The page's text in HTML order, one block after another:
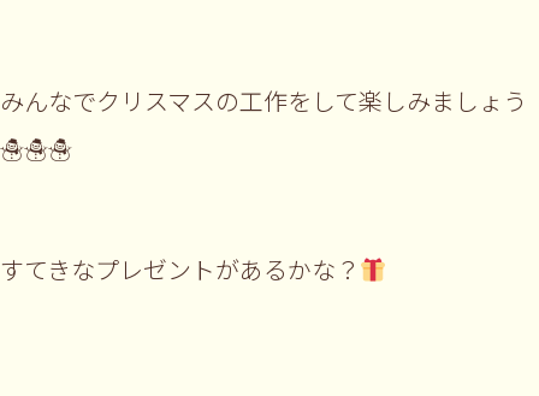
みんなでクリスマスの工作をして楽しみましょう
☃☃☃
すてきなプレゼントがあるかな？